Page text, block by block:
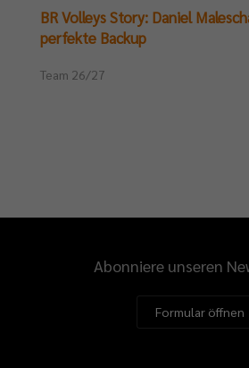
BR Volleys Story: Daniel
perfekte Backup
Team 26/27
Abonniere unseren
Formular öffnen